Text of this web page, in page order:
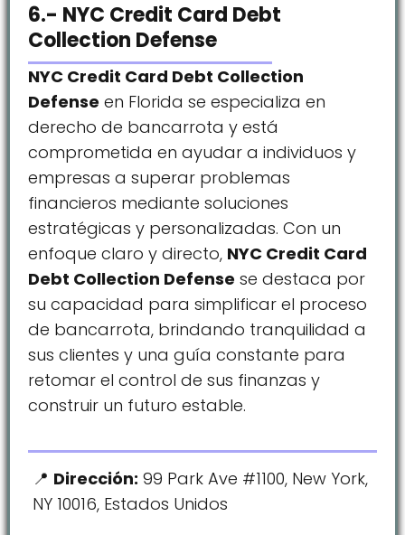
6.- NYC Credit Card Debt
Collection Defense
NYC Credit Card Debt Collection
Defense en Florida se especializa en
derecho de bancarrota y está
comprometida en ayudar a individuos y
empresas a superar problemas
financieros mediante soluciones
estratégicas y personalizadas. Con un
enfoque claro y directo, NYC Credit Card
Debt Collection Defense se destaca por
su capacidad para simplificar el proceso
de bancarrota, brindando tranquilidad a
sus clientes y una guía constante para
retomar el control de sus finanzas y
construir un futuro estable.
Dirección: 99 Park Ave #1100, New York,
NY 10016, Estados Unidos